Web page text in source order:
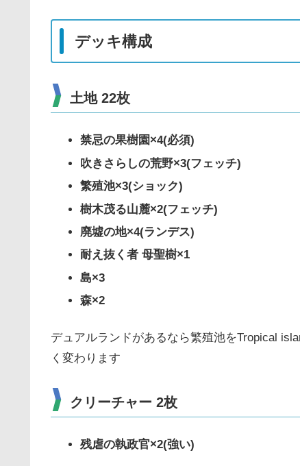
デッキ構成
土地 22枚
禁忌の果樹園×4(必須)
吹きさらしの荒野×3(フェッチ)
繁殖池×3(ショック)
樹木茂る山麓×2(フェッチ)
廃墟の地×4(ランデス)
耐え抜く者 母聖樹×1
島×3
森×2
デュアルランドがあるなら繁殖池をTropical
く変わります
クリーチャー 2枚
残虐の執政官×2(強い)